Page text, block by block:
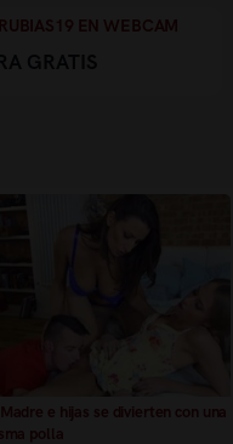
EN WEBCAM
e hijas se divierten con una
polla